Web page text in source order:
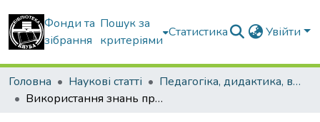
Фонди та
зібрання
Пошук за
критеріями
Статистика Увійти
Головна Наукові статті
Педагогіка, дидактика, вища освіта
Використання знань про будівельну техніку і матеріали для постановки фізичних задач